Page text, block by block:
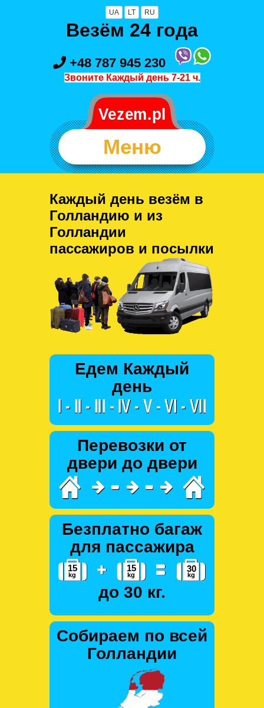
UA LT RU
Везём 24 года
+48 787 945 230
Звоните Каждый день 7-21 ч.
Меню
Каждый день везём в
Голландию и из
Голландии
пассажиров и посылки
Едем Каждый
день
Перевозки от
двери до двери
Безплатно багаж
для пассажира
до 30 кг.
Собираем по всей
Голландии